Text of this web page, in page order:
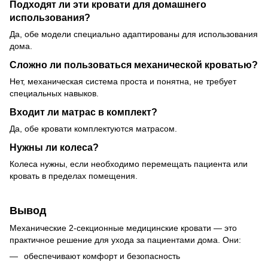
Подходят ли эти кровати для домашнего
использования?
Да, обе модели специально адаптированы для использования
дома.
Сложно ли пользоваться механической кроватью?
Нет, механическая система проста и понятна, не требует
специальных навыков.
Входит ли матрас в комплект?
Да, обе кровати комплектуются матрасом.
Нужны ли колеса?
Колеса нужны, если необходимо перемещать пациента или
кровать в пределах помещения.
Вывод
Механические 2-секционные медицинские кровати — это
практичное решение для ухода за пациентами дома. Они:
обеспечивают комфорт и безопасность